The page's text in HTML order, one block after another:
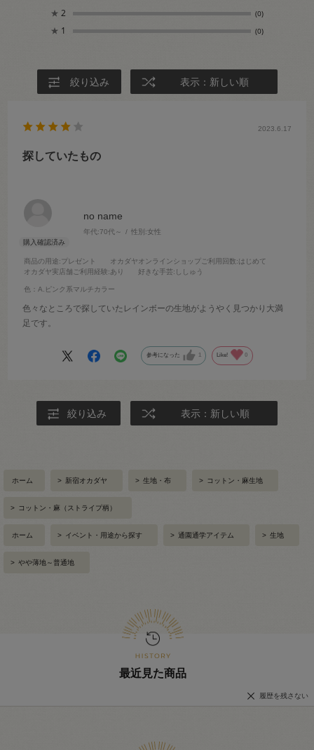
★ 2 (0)
★ 1 (0)
絞り込み 表示：新しい順
no name
年代:70代～ 性別:女性
商品の用途:プレゼント オカダヤオンラインショップご利用回数:はじめて
オカダヤ実店舗ご利用経験:あり 好きな手芸:ししゅう
色：A.ピンク系マルチカラー
2023.6.17
探していたもの
色々なところで探していたレインボーの生地がようやく見つかり大満
足です。
参考になった 1 Like! 0
絞り込み 表示：新しい順
ホーム > 新宿オカダヤ > 生地・布 > コットン・麻生地
> コットン・麻（ストライプ柄）
ホーム > イベント・用途から探す > 通園通学アイテム > 生地
> やや薄地～普通地
最近見た商品
履歴を残さない